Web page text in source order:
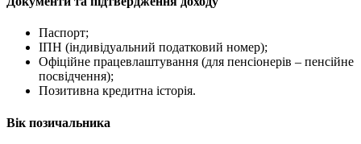
Паспорт;
ІПН (індивідуальний податковий номер);
Офіційне працевлаштування (для пенсіонерів – пенсійне
посвідчення);
Позитивна кредитна історія.
Вік позичальника